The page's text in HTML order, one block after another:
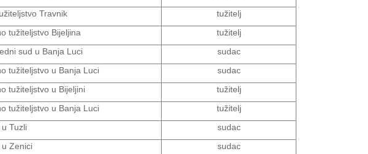
Travnik
tužitelj
tužiteljstvo Bijeljina
tužitelj
sud u Banja Luci
sudac
tužiteljstvo u Banja Luci
sudac
tužiteljstvo u Bijeljini
tužitelj
tužiteljstvo u Banja Luci
tužitelj
Tuzli
sudac
Zenici
sudac